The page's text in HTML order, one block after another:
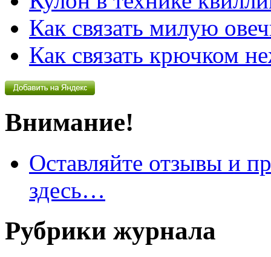
Как связать милую
Как связать крючком
Внимание!
Оставляйте отзывы и
здесь…
Рубрики журнала